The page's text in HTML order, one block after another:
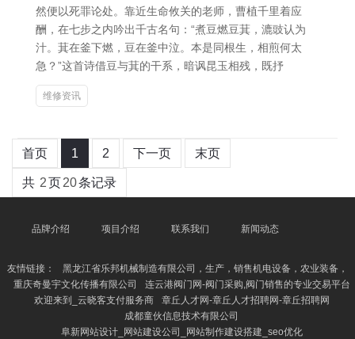
然便以死罪论处。靠近生命攸关的老师，曹植千里着应
酬，在七步之内吟出千古名句：“煮豆燃豆萁，漉豉认为
汁。萁在釜下燃，豆在釜中泣。本是同根生，相煎何太
急？”这首诗借豆与萁的干系，暗讽昆玉相残，既抒
维修资讯
首页 1 2 下一页 末页
共 2页20条记录
品牌介绍 项目介绍 联系我们 新闻动态
友情链接：
黑龙江省乐邦机械制造有限公司，生产，销售机电设备，农业装备，
重庆奇曼宇文化传播有限公司
连云港阀门网-阀门采购,阀门销售的专业交易平台
欢迎来到_云晓客支付服务商
章丘人才网-章丘人才招聘网-章丘招聘网
成都童伙信息技术有限公司
阜新网站设计_网站建设公司_网站制作建设搭建_seo优化